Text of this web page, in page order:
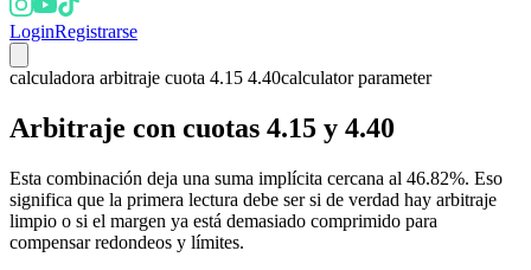
LoginRegistrarse
calculadora arbitraje cuota 4.15 4.40calculator parameter
Arbitraje con cuotas 4.15 y 4.40
Esta combinación deja una suma implícita cercana al 46.82%. Eso
significa que la primera lectura debe ser si de verdad hay arbitraje
limpio o si el margen ya está demasiado comprimido para
compensar redondeos y límites.